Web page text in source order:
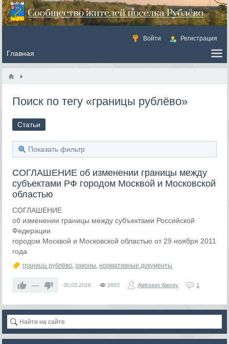
Войти Регистрация
Поиск по тегу «границы рублёво»
Статьи
Показать фильтр
СОГЛАШЕНИЕ об изменении границы между
субъектами РФ городом Москвой и Московской
областью
СОГЛАШЕНИЕ
об изменении границы между субъектами Российской
Федерации
городом Москвой и Московской областью от 29 ноября 2011
года
границы рублёво,законы, нормативные документы
— 30.03.2016 2893 Alekseev Alexey 1